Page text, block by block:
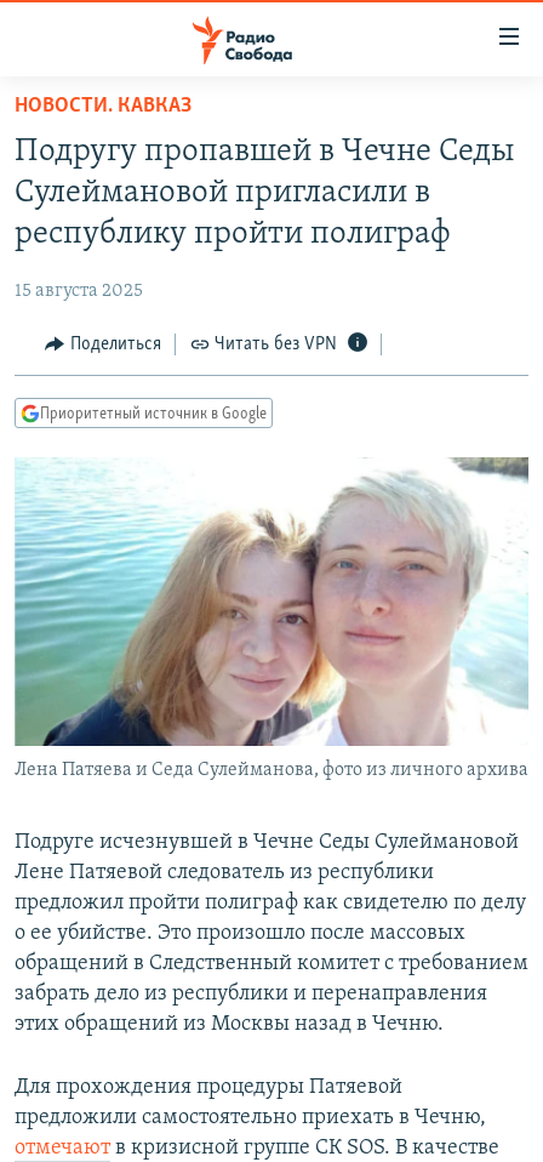
упрощенного
доступа
Вернуться
основному
Вернутся
Вернутся
поиску
ПОДКАСТЫ
АВТОРСКИЕ ПРОЕКТЫ
МНЕНИЯ
КУЛЬТУРА
КАВКАЗ.РЕАЛИИ
СЕВЕР.РЕАЛИИ
СИБИРЬ.РЕАЛИИ
РАСПИСАНИЕ ВЕЩАНИЯ
ПОДПИШИТЕСЬ НА РАССЫЛКУ
СОЦИАЛЬНЫЕ СЕТИ
Все сайты РСЕ/РС
НОВОСТИ. КАВКАЗ
Подругу пропавшей в Чечне Седы
Сулеймановой пригласили в
республику пройти полиграф
15 августа 2025
Поделиться Читать без VPN
Приоритетный источник в Google
Лена Патяева и Седа Сулейманова, фото из личного архива
Подруге исчезнувшей в Чечне Седы Сулеймановой
Лене Патяевой следователь из республики
предложил пройти полиграф как свидетелю по делу
о ее убийстве. Это произошло после массовых
обращений в Следственный комитет с требованием
забрать дело из республики и перенаправления
этих обращений из Москвы назад в Чечню.
Для прохождения процедуры Патяевой
предложили самостоятельно приехать в Чечню,
отмечаютв кризисной группе СК SOS. В качестве